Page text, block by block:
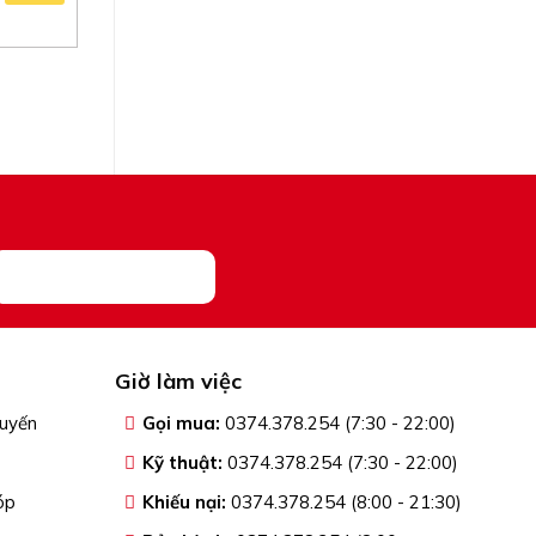
Giờ làm việc
Gọi mua: 0374.378.254 (7:30 - 22:00)
Kỹ thuật: 0374.378.254 (7:30 - 22:00)
Khiếu nại: 0374.378.254 (8:00 - 21:30)